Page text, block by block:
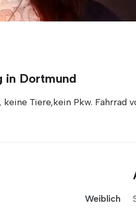
in Dortmund
Tiere,kein Pkw. Fahrrad
Weiblich